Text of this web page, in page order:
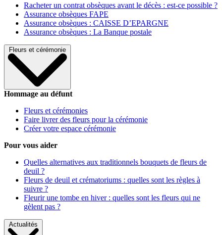
Racheter un contrat obsèques avant le décès : est-ce possible ?
Assurance obsèques FAPE
Assurance obsèques : CAISSE D’EPARGNE
Assurance obsèques : La Banque postale
Fleurs et cérémonie
Hommage au défunt
Fleurs et cérémonies
Faire livrer des fleurs pour la cérémonie
Créer votre espace cérémonie
Pour vous aider
Quelles alternatives aux traditionnels bouquets de fleurs de
deuil ?
Fleurs de deuil et crématoriums : quelles sont les règles à
suivre ?
Fleurir une tombe en hiver : quelles sont les fleurs qui ne
gèlent pas ?
Actualités